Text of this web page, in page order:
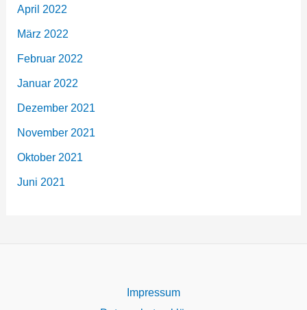
April 2022
März 2022
Februar 2022
Januar 2022
Dezember 2021
November 2021
Oktober 2021
Juni 2021
Impressum